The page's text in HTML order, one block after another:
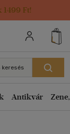
1499 Ft!
keresés
Antikvár